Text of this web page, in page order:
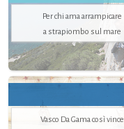
Per chi ama arrampicare
a strapiombo sul mare
Vasco Da Gama così vince